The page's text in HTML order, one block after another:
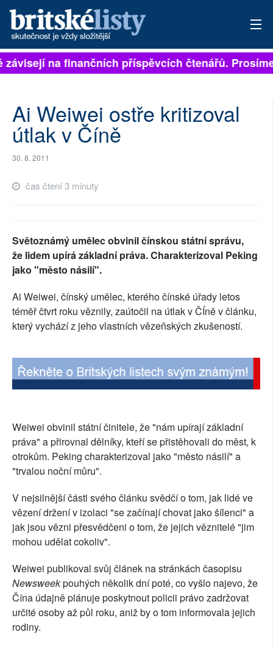
PŘIHLÁSIT
ARCHIV
PŘÍSPĚVKY NA PROVOZ
RUBRIKY
na finančních příspěvcích čtenářů.
Ai Weiwei ostře kritizoval
útlak v Číně
30. 8. 2011
čas čtení 3 minuty
Světoznámý umělec obvinil čínskou státní správu,
že lidem upírá základní práva. Charakterizoval Peking
jako "město násilí".
Ai Weiwei, čínský umělec, kterého čínské úřady letos
téměř čtvrt roku věznily, zaútočil na útlak v ČÍně v článku,
který vychází z jeho vlastních vězeňských zkušeností.
Weiwei obvinil státní činitele, že "nám upírají základní
práva" a přirovnal dělníky, kteří se přistěhovali do měst, k
otrokům. Peking charakterizoval jako "město násilí" a
"trvalou noční můru".
V nejsilnější části svého článku svědčí o tom, jak lidé ve
vězení držení v izolaci "se začínají chovat jako šílenci" a
jak jsou vězni přesvědčeni o tom, že jejich věznitelé "jim
mohou udělat cokoliv".
Weiwei publikoval svůj článek na stránkách časopisu
Newsweekpouhých několik dní poté, co vyšlo najevo, že
Čína údajně plánuje poskytnout policii právo zadržovat
určité osoby až půl roku, aniž by o tom informovala jejich
rodiny.